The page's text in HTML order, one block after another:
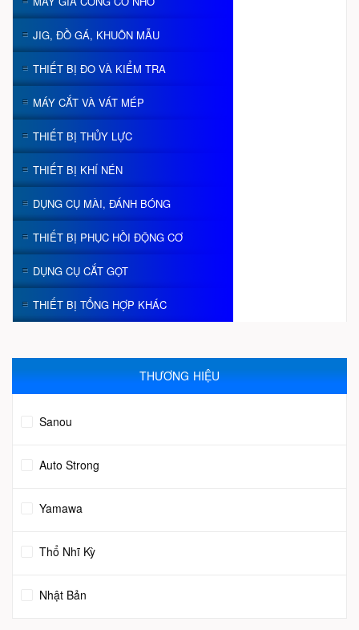
JIG, ĐỒ GÁ, KHUÔN MẪU
THIẾT BỊ ĐO VÀ KIỂM TRA
MÁY CẮT VÀ VÁT MÉP
THIẾT BỊ THỦY LỰC
THIẾT BỊ KHÍ NÉN
DỤNG CỤ MÀI, ĐÁNH BÓNG
THIẾT BỊ PHỤC HỒI ĐỘNG CƠ
DỤNG CỤ CẮT GỌT
THIẾT BỊ TỔNG HỢP KHÁC
THƯƠNG HIỆU
Sanou
Auto Strong
Yamawa
Thổ Nhĩ Kỳ
Nhật Bản